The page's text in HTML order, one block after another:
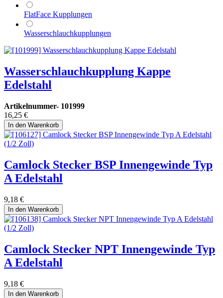
FlatFace Kupplungen
Wasserschlauchkupplungen
Wasserschlauchkupplung Kappe
Edelstahl
Artikelnummer- 101999
16,25 €
In den Warenkorb
Camlock Stecker BSP Innengewinde Typ
A Edelstahl
9,18 €
In den Warenkorb
Camlock Stecker NPT Innengewinde Typ
A Edelstahl
9,18 €
In den Warenkorb